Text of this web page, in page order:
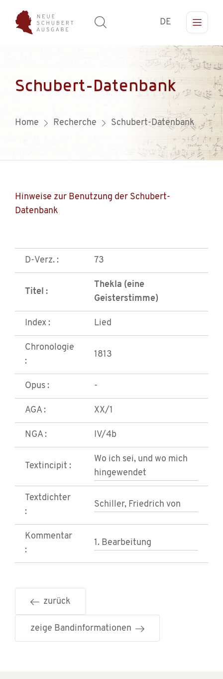
DE
Schubert-Datenbank
Home Recherche Schubert-Datenbank
Hinweise zur Benutzung der Schubert-
Datenbank
D-Verz. : 73
Titel :
Thekla (eine
Geisterstimme)
Index : Lied
Chronologie
:
1813
Opus : -
AGA : XX/1
NGA : IV/4b
Textincipit :
Wo ich sei, und wo mich
hingewendet
Textdichter
:
Schiller, Friedrich von
Kommentar
:
1. Bearbeitung
zurück
zeige Bandinformationen